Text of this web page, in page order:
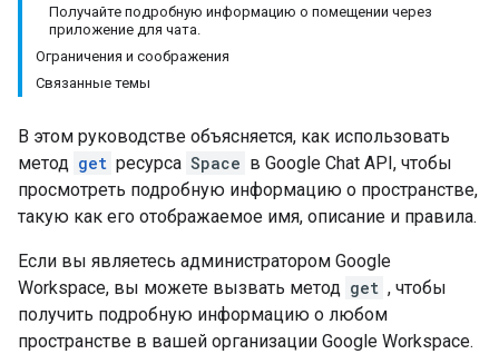
Получайте подробную информацию о помещении через
приложение для чата.
Ограничения и соображения
Связанные темы
В этом руководстве объясняется, как использовать
метод get ресурса Space в Google Chat API, чтобы
просмотреть подробную информацию о пространстве,
такую ​​как его отображаемое имя, описание и правила.
Если вы являетесь администратором Google
Workspace, вы можете вызвать метод get , чтобы
получить подробную информацию о любом
пространстве в вашей организации Google Workspace.